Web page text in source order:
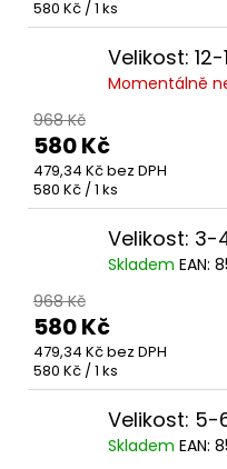
Měrná
cena:
580 Kč / 1 ks
Velikost:
Momentálně
968 Kč
580 Kč
479,34 Kč bez DPH
Měrná
cena:
580 Kč / 1 ks
Velikost: 3-
Skladem EAN:
968 Kč
580 Kč
479,34 Kč bez DPH
Měrná
cena:
580 Kč / 1 ks
Velikost: 5-
Skladem EAN: